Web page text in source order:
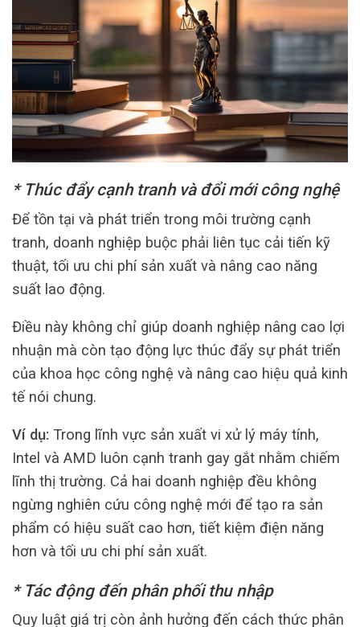
* Thúc đẩy cạnh tranh và đổi mới công nghệ
Để tồn tại và phát triển trong môi trường cạnh
tranh, doanh nghiệp buộc phải liên tục cải tiến kỹ
thuật, tối ưu chi phí sản xuất và nâng cao năng
suất lao động.
Điều này không chỉ giúp doanh nghiệp nâng cao lợi
nhuận mà còn tạo động lực thúc đẩy sự phát triển
của khoa học công nghệ và nâng cao hiệu quả kinh
tế nói chung.
Ví dụ: Trong lĩnh vực sản xuất vi xử lý máy tính,
Intel và AMD luôn cạnh tranh gay gắt nhằm chiếm
lĩnh thị trường. Cả hai doanh nghiệp đều không
ngừng nghiên cứu công nghệ mới để tạo ra sản
phẩm có hiệu suất cao hơn, tiết kiệm điện năng
hơn và tối ưu chi phí sản xuất.
* Tác động đến phân phối thu nhập
Quy luật giá trị còn ảnh hưởng đến cách thức phân